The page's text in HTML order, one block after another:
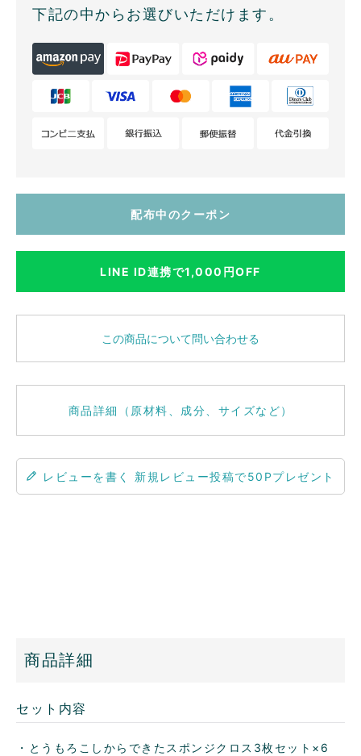
下記の中からお選びいただけます。
配布中のクーポン
LINE ID連携で1,000円OFF
この商品について問い合わせる
商品詳細（原材料、成分、サイズなど）
レビューを書く
商品詳細
セット内容
・とうもろこしからできたスポンジクロス3枚セット×6